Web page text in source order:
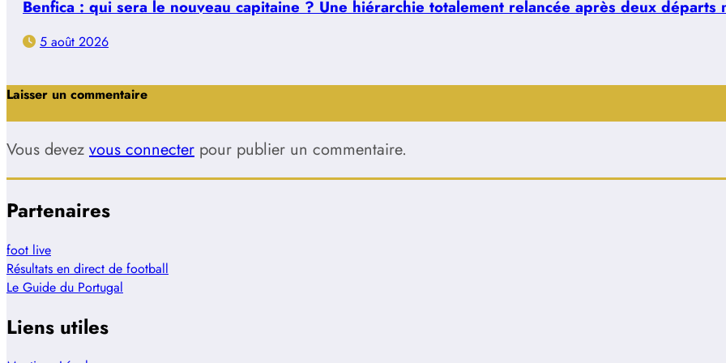
Benfica : qui sera le nouveau capitaine ? Une hiérarchie totalement relancée après deux départs
5 août 2026
Laisser un commentaire
Vous devez vous connecter pour publier un commentaire.
Partenaires
foot live
Résultats en direct de football
Le Guide du Portugal
Liens utiles